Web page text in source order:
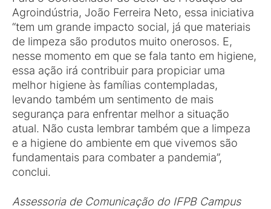
Agroindústria, João Ferreira Neto, essa iniciativa
“tem um grande impacto social, já que materiais
de limpeza são produtos muito onerosos. E,
nesse momento em que se fala tanto em higiene,
essa ação irá contribuir para propiciar uma
melhor higiene às famílias contempladas,
levando também um sentimento de mais
segurança para enfrentar melhor a situação
atual. Não custa lembrar também que a limpeza
e a higiene do ambiente em que vivemos são
fundamentais para combater a pandemia”,
conclui.
Assessoria de Comunicação do IFPB Campus